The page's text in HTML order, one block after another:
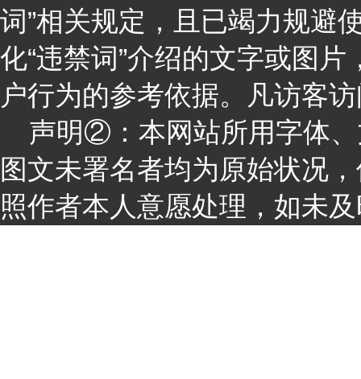
词”相关规定，且已竭力规避
化“违禁词”介绍的文字或图
户行为的参考依据。凡访客
声明②：本网站所用字体、
图文未署名者均为原始状况
照作者本人意愿处理，如未